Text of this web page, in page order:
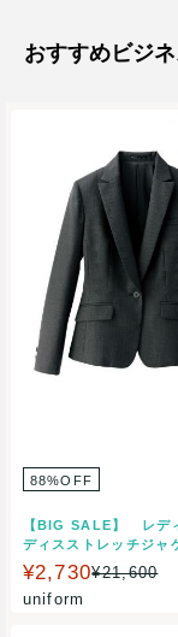
おすすめビジ
88%OFF
【BIG SALE】 レデ
ディスストレッチジ
品
¥2,730¥21,600
uniform